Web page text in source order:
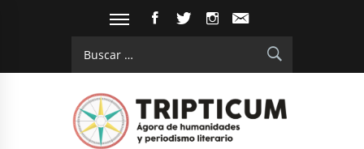
FACEBOOKTWITTERINSTAGRAM